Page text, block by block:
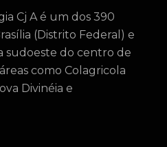
Cj A é um dos 390
(Distrito Federal) e
sudoeste do centro de
como Colagricola
Divinéia e